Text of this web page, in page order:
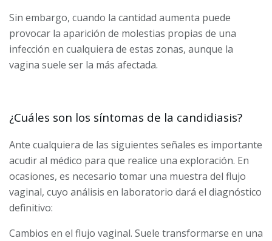
Sin embargo, cuando la cantidad aumenta puede
provocar la aparición de molestias propias de una
infección en cualquiera de estas zonas, aunque la
vagina suele ser la más afectada.
¿Cuáles son los síntomas de la candidiasis?
Ante cualquiera de las siguientes señales es importante
acudir al médico para que realice una exploración. En
ocasiones, es necesario tomar una muestra del flujo
vaginal, cuyo análisis en laboratorio dará el diagnóstico
definitivo:
Cambios en el flujo vaginal. Suele transformarse en una